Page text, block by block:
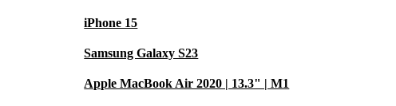
iPhone 15
Samsung Galaxy S23
Apple MacBook Air 2020 | 13.3" | M1